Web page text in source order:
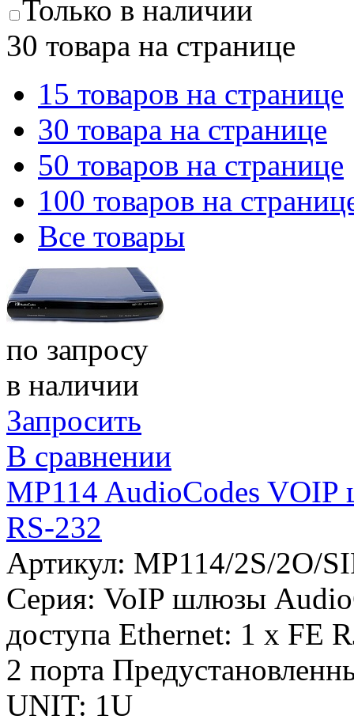
Только в наличии
30 товара на странице
15 товаров на странице
30 товара на странице
50 товаров на странице
100 товаров на
Все товары
по запросу
в наличии
Запросить
В сравнении
MP114 AudioCodes
RS-232
Артикул: MP114/2S/2O/
Серия: VoIP шлюзы
доступа Ethernet: 1 x FE
2 порта
UNIT: 1U